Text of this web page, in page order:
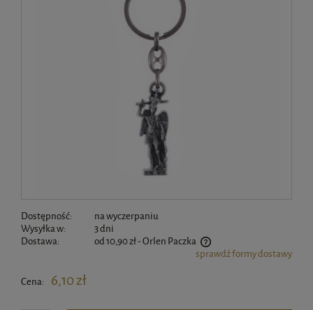
Dostępność:
na wyczerpaniu
Wysyłka w:
3 dni
Dostawa:
od 10,90 zł- Orlen Paczka
Cena nie zawiera ewentualnych kosztów płatnościsprawdź formy dostawy
Cena: 6,10 zł